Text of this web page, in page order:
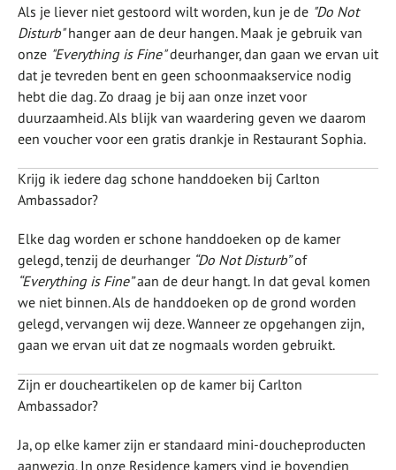
Als je liever niet gestoord wilt worden, kun je de "Do Not
Disturb"hanger aan de deur hangen. Maak je gebruik van
onze "Everything is Fine"deurhanger, dan gaan we ervan uit
dat je tevreden bent en geen schoonmaakservice nodig
hebt die dag. Zo draag je bij aan onze inzet voor
duurzaamheid. Als blijk van waardering geven we daarom
een voucher voor een gratis drankje in Restaurant Sophia.
Krijg ik iedere dag schone handdoeken bij Carlton
Ambassador?
Elke dag worden er schone handdoeken op de kamer
gelegd, tenzij de deurhanger “Do Not Disturb”of
“Everything is Fine”aan de deur hangt. In dat geval komen
we niet binnen. Als de handdoeken op de grond worden
gelegd, vervangen wij deze. Wanneer ze opgehangen zijn,
gaan we ervan uit dat ze nogmaals worden gebruikt.
Zijn er doucheartikelen op de kamer bij Carlton
Ambassador?
Ja, op elke kamer zijn er standaard mini-doucheproducten
aanwezig. In onze Residence kamers vind je bovendien